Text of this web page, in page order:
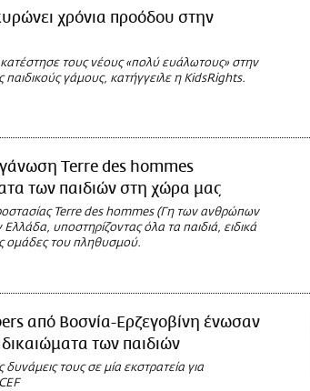
χρόνια προόδου στην
κατέστησε τους νέους «πολύ ευάλωτους» στην
παιδικούς γάμους, κατήγγειλε η KidsRights.
Terre des hommes
των παιδιών στη χώρα μας
Terre des hommes (Γη των ανθρώπων
Ελλάδα, υποστηρίζοντας όλα τα παιδιά, ειδικά
ομάδες του πληθυσμού.
από Βοσνία-Ερζεγοβίνη ένωσαν
των παιδιών
τους σε μία εκστρατεία για